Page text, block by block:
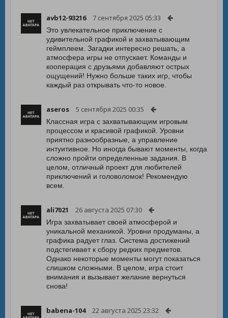
avb12-93216 7 сентября 2025 05:33
Это увлекательное приключение с
удивительной графикой и захватывающим
геймплеем. Загадки интересно решать, а
атмосфера игры не отпускает. Команды и
кооперация с друзьями добавляют острых
ощущений! Нужно больше таких игр, чтобы
каждый раз открывать что-то новое.
aseros 5 сентября 2025 00:35
Классная игра с захватывающим игровым
процессом и красивой графикой. Уровни
приятно разнообразные, а управление
интуитивное. Но иногда бывают моменты, когда
сложно пройти определенные задания. В
целом, отличный проект для любителей
приключений и головоломок! Рекомендую
всем.
ali7021 26 августа 2025 07:30
Игра захватывает своей атмосферой и
уникальной механикой. Уровни продуманы, а
графика радует глаз. Система достижений
подстегивает к сбору редких предметов.
Однако некоторые моменты могут показаться
слишком сложными. В целом, игра стоит
внимания и вызывает желание вернуться
снова!
babena-104 22 августа 2025 23:32